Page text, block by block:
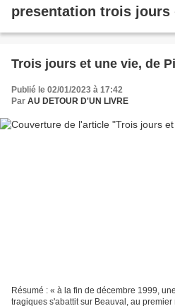
presentation trois jours
Trois jours et une vie, de
Publié le 02/01/2023 à 17:42
Par AU DETOUR D'UN LIVRE
Résumé : « à la fin de décembre 1999,
tragiques s'abattit sur Beauval, au